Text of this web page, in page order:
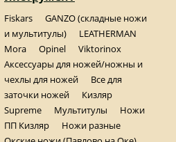
Fiskars
GANZO (складные ножи
и мультитулы)
LEATHERMAN
Mora
Opinel
Viktorinox
Аксессуары для ножей/ножны и
чехлы для ножей
Все для
заточки ножей
Кизляр
Supreme
Мультитулы
Ножи
ПП Кизляр
Ножи разные